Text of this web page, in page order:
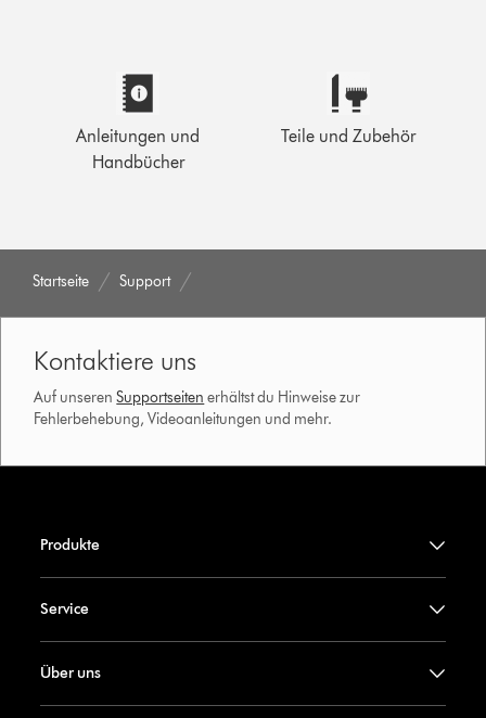
Anleitungen und
Handbücher
Teile und Zubehör
Startseite Support
Kontaktiere uns
Auf unserenSupportseiten erhältst du Hinweise zur
Fehlerbehebung, Videoanleitungen und mehr.
Produkte
Service
Über uns